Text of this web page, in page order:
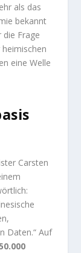
als das
bekannt
die Frage
eine Welle
Carsten
Daten.“ Auf